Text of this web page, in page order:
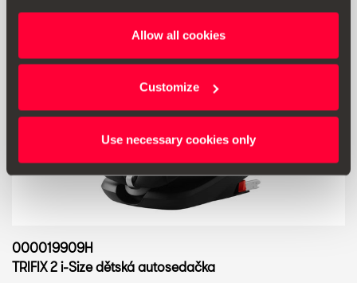
Allow all cookies
Customize
Use necessary cookies only
000019909H
TRIFIX 2 i-Size dětská autosedačka